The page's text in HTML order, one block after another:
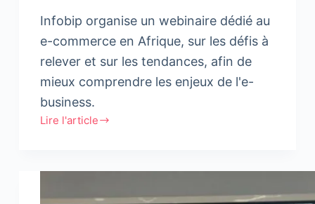
Infobip organise un webinaire dédié au
e-commerce en Afrique, sur les défis à
relever et sur les tendances, afin de
mieux comprendre les enjeux de l'e-
business.
Lire l'article
Booster